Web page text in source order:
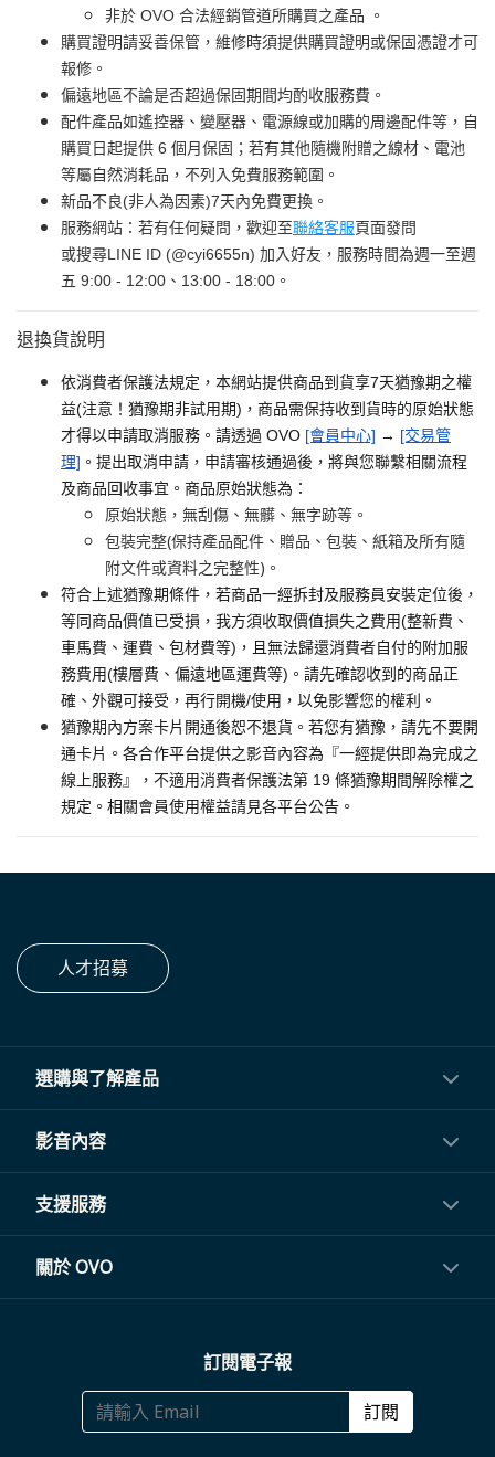
非於 OVO 合法經銷管道所購買之產品 。
購買證明請妥善保管，維修時須提供購買證明或保固憑證才可
報修。
偏遠地區不論是否超過保固期間均酌收服務費。
配件產品如遙控器、變壓器、電源線或加購的周邊配件等，自
購買日起提供 6 個月保固；若有其他隨機附贈之線材、電池
等屬自然消耗品，不列入免費服務範圍。
新品不良(非人為因素)7天內免費更換。
服務網站：若有任何疑問，歡迎至聯絡客服頁面發問
或搜尋LINE ID (@cyi6655n) 加入好友，服務時間為週一至週
五 9:00 - 12:00、13:00 - 18:00。
退換貨說明
依消費者保護法規定，本網站提供商品到貨享7天猶豫期之權
益(注意！猶豫期非試用期)，商品需保持收到貨時的原始狀態
才得以申請取消服務。請透過 OVO [會員中心] → [交易管
理] 。提出取消申請，申請審核通過後，將與您聯繫相關流程
及商品回收事宜。商品原始狀態為：
原始狀態，無刮傷、無髒、無字跡等。
包裝完整(保持產品配件、贈品、包裝、紙箱及所有隨
附文件或資料之完整性)。
符合上述猶豫期條件，若商品一經拆封及服務員安裝定位後，
等同商品價值已受損，我方須收取價值損失之費用(整新費、
車馬費、運費、包材費等)，且無法歸還消費者自付的附加服
務費用(樓層費、偏遠地區運費等)。請先確認收到的商品正
確、外觀可接受，再行開機/使用，以免影響您的權利。
猶豫期內方案卡片開通後恕不退貨。若您有猶豫，請先不要開
通卡片。各合作平台提供之影音內容為『一經提供即為完成之
線上服務』，不適用消費者保護法第 19 條猶豫期間解除權之
規定。相關會員使用權益請見各平台公告。
人才招募
選購與了解產品
投影機
閨蜜機與電視
電視盒與周邊
福利品專區
影音內容
影音訂閱
支援服務
常見問題
關於 OVO
商務合作
訂閱電子報
訂閱